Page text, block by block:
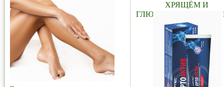
ХРЯЩЁМ И
ГЛЮКОЗАМИНОМ» 75